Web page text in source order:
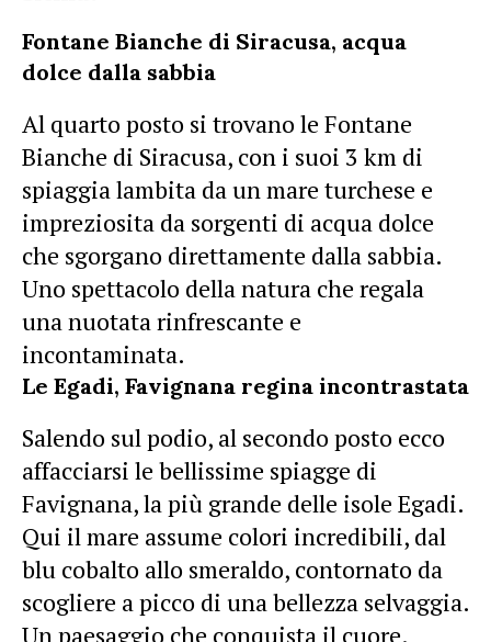
Fontane Bianche di Siracusa, acqua
dolce dalla sabbia
Al quarto posto si trovano le Fontane
Bianche di Siracusa, con i suoi 3 km di
spiaggia lambita da un mare turchese e
impreziosita da sorgenti di acqua dolce
che sgorgano direttamente dalla sabbia.
Uno spettacolo della natura che regala
una nuotata rinfrescante e
incontaminata.
Le Egadi, Favignana regina incontrastata
Salendo sul podio, al secondo posto ecco
affacciarsi le bellissime spiagge di
Favignana, la più grande delle isole Egadi.
Qui il mare assume colori incredibili, dal
blu cobalto allo smeraldo, contornato da
scogliere a picco di una bellezza selvaggia.
Un paesaggio che conquista il cuore.